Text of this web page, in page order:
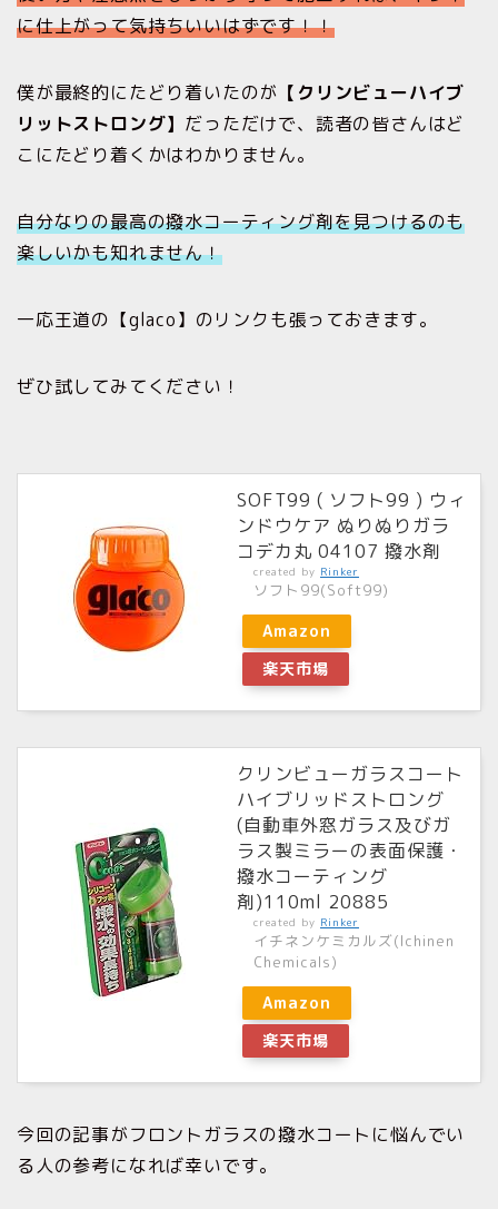
に仕上がって気持ちいいはずです！！
僕が最終的にたどり着いたのが 【クリンビューハイブ
リットストロング】 だっただけで、読者の皆さんはど
こにたどり着くかはわかりません。
自分なりの最高の撥水コーティング剤を見つけるのも
楽しいかも知れません！
一応王道の【glaco】のリンクも張っておきます。
ぜひ試してみてください！
SOFT99 ( ソフト99 ) ウィ
ンドウケア ぬりぬりガラ
コデカ丸 04107 撥水剤
created by Rinker
ソフト99(Soft99)
Amazon
楽天市場
クリンビューガラスコート
ハイブリッドストロング
(自動車外窓ガラス及びガ
ラス製ミラーの表面保護・
撥水コーティング
剤)110ml 20885
created by Rinker
イチネンケミカルズ(Ichinen
Chemicals)
Amazon
楽天市場
今回の記事がフロントガラスの撥水コートに悩んでい
る人の参考になれば幸いです。